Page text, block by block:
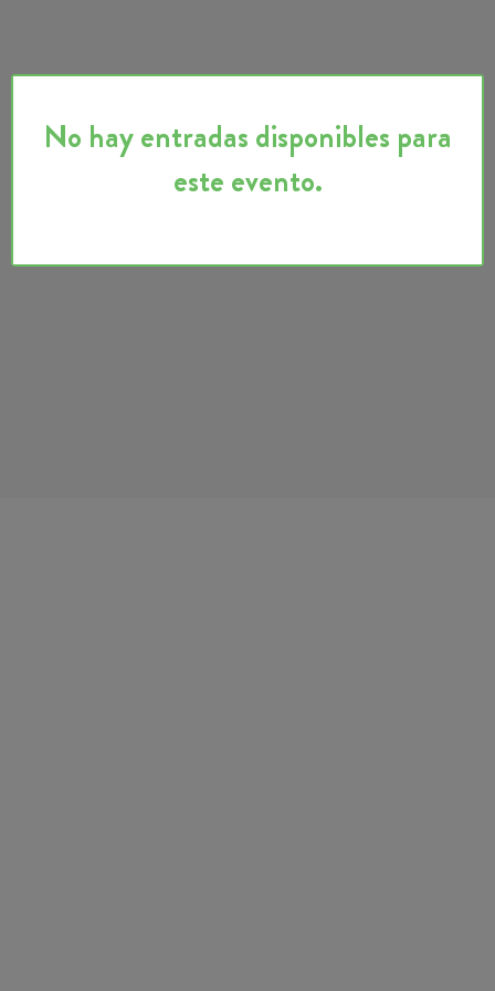
No hay entradas disponibles para
este evento.